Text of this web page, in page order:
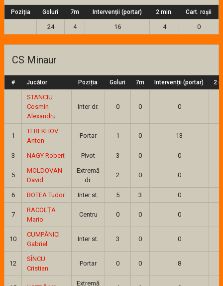
Poziția Goluri 7m Intervenții (portar) 2 min. Cart. roșii
24 4 16 4 0
CS Minaur
# Jucător Poziția Goluri 7m Intervenții (portar) 2
STANCIU
Cosmin
Alexandru
Inter dr. 0 0 0
1
TEREKHOV
Anton
Portar 1 0 13
3 NAGY Robert Pivot 3 0 0
5
MOLDOVAN
David
Extremă
dr.
2 0 0
6 BOTEA Tudor Inter st. 5 3 0
7
RACOLȚA
Mario
Centru 0 0 0
10
CUMPĂNICI
Gabriel
Inter st. 3 0 0
12
SÎNCU
Cristian
Portar 0 0 8
Extremă